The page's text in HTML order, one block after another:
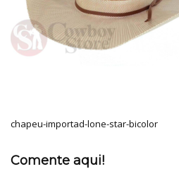
chapeu-importad-lone-star-bicolor
Comente aqui!